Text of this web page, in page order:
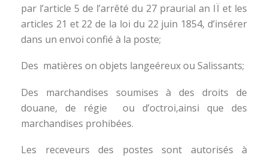
par l’article 5 de l’arrêté du 27 praurial an IÏ et les
articles 21 et 22 de la loi du 22 juin 1854, d’insérer
dans un envoi confié à la poste;
Des matières on objets langeéreux ou Salissants;
Des marchandises soumises à des droits de
douane, de régie ou d’octroi,ainsi que des
marchandises prohibées.
Les receveurs des postes sont autorisés à